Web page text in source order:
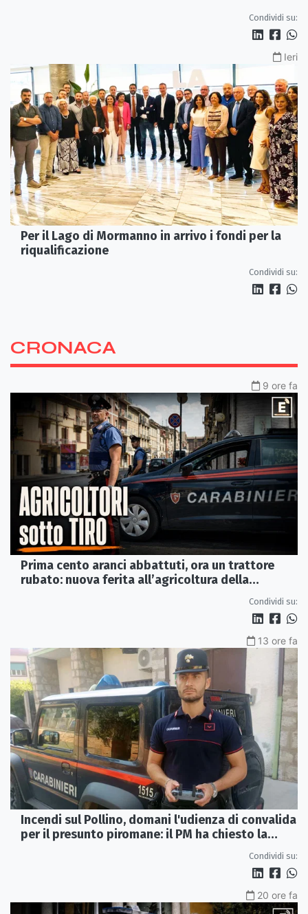
Condividi su:
Ieri
Per il Lago di Mormanno in arrivo i fondi per la
riqualificazione
Condividi su:
CRONACA
9 ore fa
Prima cento aranci abbattuti, ora un trattore
rubato: nuova ferita all’agricoltura della
Condividi su:
13 ore fa
Incendi sul Pollino, domani l'udienza di convalida
per il presunto piromane: il PM ha chiesto la
Condividi su:
20 ore fa